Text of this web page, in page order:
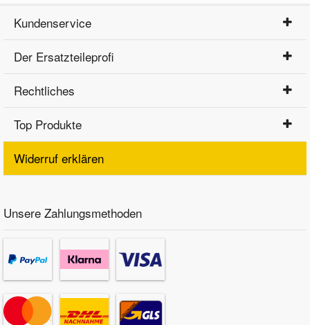
Kundenservice
Der Ersatzteileprofi
Rechtliches
Top Produkte
Widerruf erklären
Unsere Zahlungsmethoden